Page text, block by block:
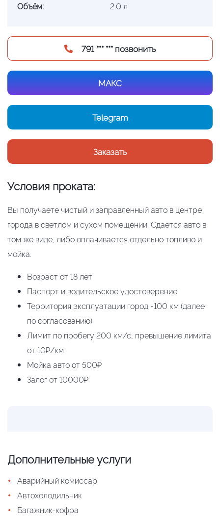
Объём:
2.0 л
791 *** *** позвонить
МАКС
Telegram
Заказать
Условия проката:
Вы получаете чистый и заправленный авто в центре
города в светлом и сухом помещении. Сдаётся авто в
том же виде, либо оплачивается отдельно топливо и
мойка.
Возраст от 18 лет
Паспорт и водительское удостоверение
Территория эксплуатации город +100 км (далее
по согласованию)
Лимит по пробегу 200 км/с, превышение лимита
от 10₽/км
Мойка авто от 500₽
Залог от 10000₽
Дополнительные услуги
• Аварийный комиссар
• Автохолодильник
• Багажник-кофра